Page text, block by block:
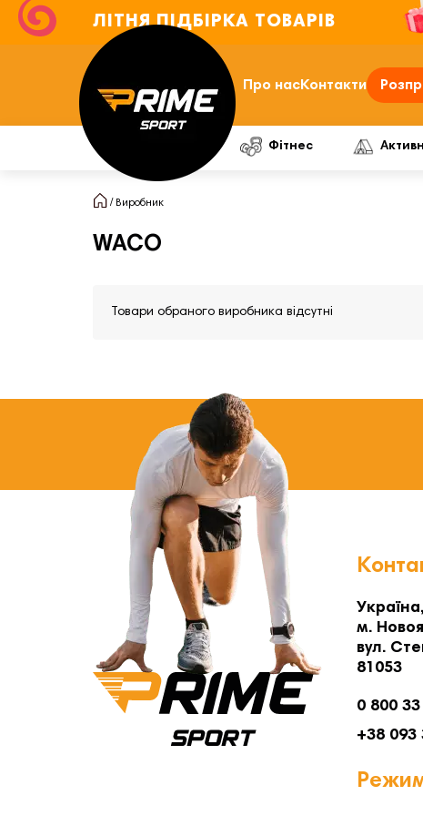
ЛІТНЯ ПІДБІРКА ТОВАРІВ
Про насКонтакти
Фітнес
Виробник
WACO
Товари обраного виробника відсутні
м.
вул.
81053
0 800
+38